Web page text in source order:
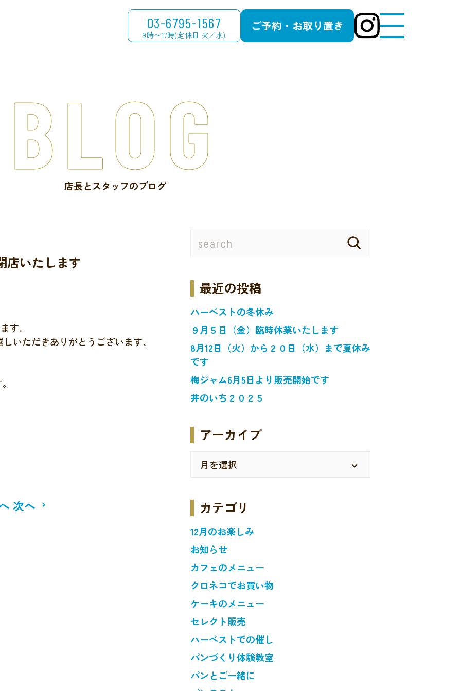
03-6795-1567
9時〜17時(定休日 火／水)
ご予約・お取り置き
店長とスタッフのブログ
BLOG
店いたします
す。
いただきありがとうございます、
次へ
最近の投稿
ハーベストの冬休み
９月５日（金）臨時休業いたします
8月12日（火）から２０日（水）まで夏休み
です
梅ジャム6月5日より販売開始です
井のいち２０２５
アーカイブ
カテゴリ
12月のお楽しみ
お知らせ
カフェのメニュー
クロネコでお買い物
ケーキのメニュー
セレクト販売
ハーベストでの催し
パンづくり体験教室
パンとご一緒に